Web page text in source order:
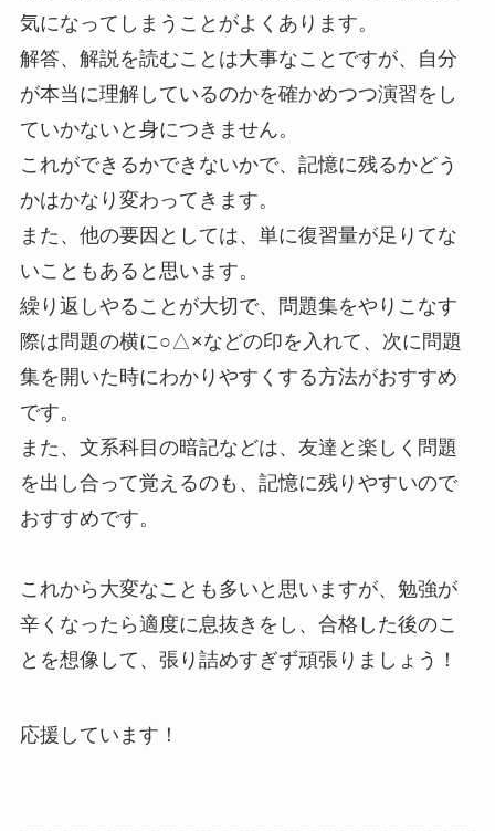
気になってしまうことがよくあります。
解答、解説を読むことは大事なことですが、自分
が本当に理解しているのかを確かめつつ演習をし
ていかないと身につきません。
これができるかできないかで、記憶に残るかどう
かはかなり変わってきます。
また、他の要因としては、単に復習量が足りてな
いこともあると思います。
繰り返しやることが大切で、問題集をやりこなす
際は問題の横に○△×などの印を入れて、次に問題
集を開いた時にわかりやすくする方法がおすすめ
です。
また、文系科目の暗記などは、友達と楽しく問題
を出し合って覚えるのも、記憶に残りやすいので
おすすめです。
これから大変なことも多いと思いますが、勉強が
辛くなったら適度に息抜きをし、合格した後のこ
とを想像して、張り詰めすぎず頑張りましょう！
応援しています！